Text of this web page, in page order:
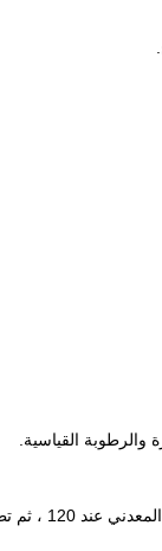
يمكن نقل الغراء بمجرفة خشبية قبل أن يبرد تمامًا ، ثم تنظيفه